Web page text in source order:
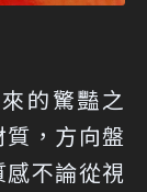
的驚豔之
，方向盤
不論從視